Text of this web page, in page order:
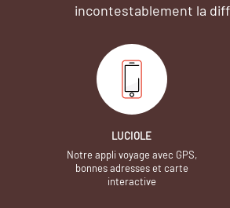
incontestablement la
LUCIOLE
Notre appli voyage avec GPS,
bonnes adresses et carte
interactive